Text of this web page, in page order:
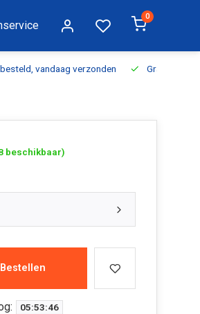
0
vandaag verzonden Gratis
beschikbaar)
Bestellen
05:53:46